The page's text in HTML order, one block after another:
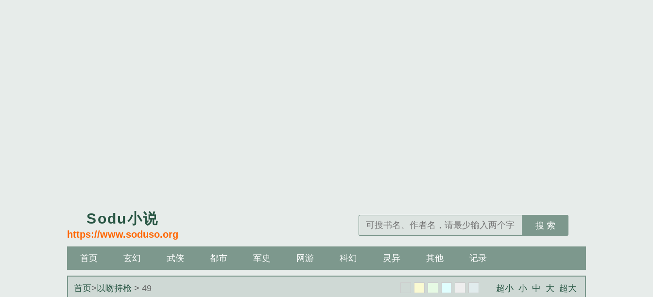
Sodu小说
https://www.soduso.org
搜 索
首页 玄幻 武侠 都市 军史 网游 科幻 灵异 其他 记录
首页> 以吻持枪 > 49 超小 小 中 大 超大